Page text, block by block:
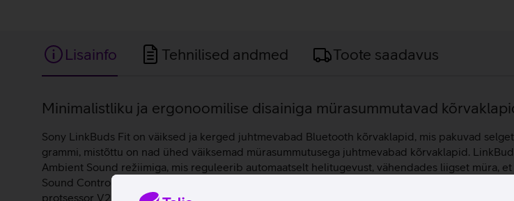
Lisainfo Tehnilised andmed Toote saadavus
Lisainfo
Minimalistliku ja ergonoomilise disainiga mürasummutavad
Sony LinkBuds Fit on väiksed ja kerged juhtmevabad Bluetooth kõrvaklapid, mis pakuvad
grammi, mistõttu on nad ühed väiksemad mürasummutusega juhtmevabad kõrvaklapid.
Ambient Sound režiimiga, mis reguleerib automaatselt helitugevust, vähendades liigset müra,
Sound Control funktsioon tuvastab automaatselt hetketegevuse ja muudab ümbritsevast
protsessor V2 taasesitab kõik muusika detailid minimaalsete moonutustega, et tagada